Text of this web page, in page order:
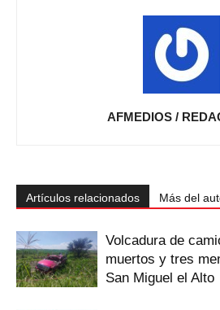
AFMEDIOS /
Artículos relacionados Más del
Volcadura de
muertos y tres
San Miguel el Alto